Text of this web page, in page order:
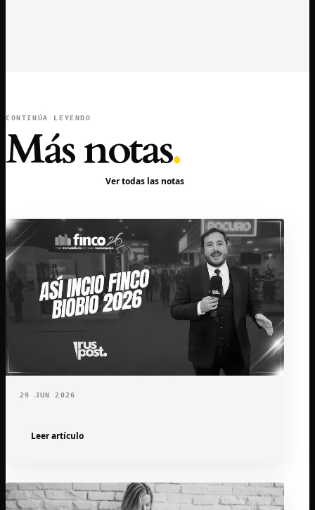
CONTINÚA LEYENDO
Más notas.
Ver todas las notas
29 JUN 2026
Leer artículo